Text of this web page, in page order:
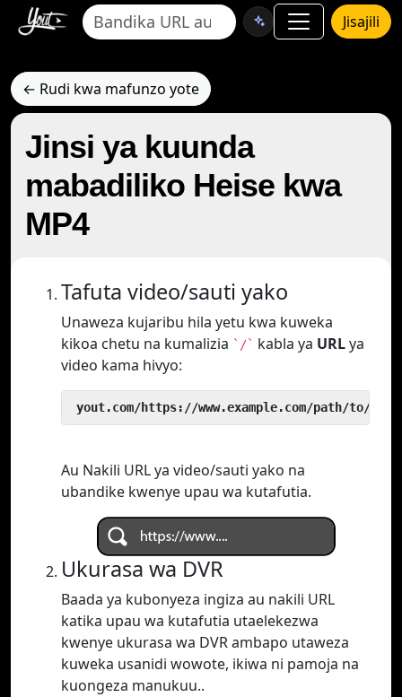
Jisajili
← Rudi kwa mafunzo yote
Jinsi ya kuunda
mabadiliko Heise kwa
MP4
Tafuta video/sauti yako
Unaweza kujaribu hila yetu kwa kuweka
kikoa chetu na kumalizia `/` kabla ya URLya
video kama hivyo:
yout.com/https://www.example.com/path/to/
Au Nakili URL ya video/sauti yako na
ubandike kwenye upau wa kutafutia.
Ukurasa wa DVR
Baada ya kubonyeza ingiza au nakili URL
katika upau wa kutafutia utaelekezwa
kwenye ukurasa wa DVR ambapo utaweza
kuweka usanidi wowote, ikiwa ni pamoja na
kuongeza manukuu..